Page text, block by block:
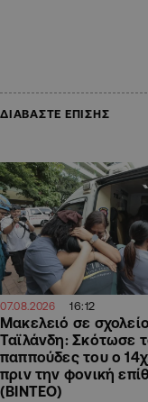
ΔΙΑΒΑΣΤΕ ΕΠΙΣΗΣ
07.08.2026 16:12
Μακελειό σε
Ταϊλάνδη: Σκότωσε
παππούδες του ο
πριν την φονική
(ΒΙΝΤΕΟ)